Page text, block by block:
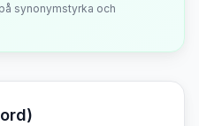
synonymstyrka och